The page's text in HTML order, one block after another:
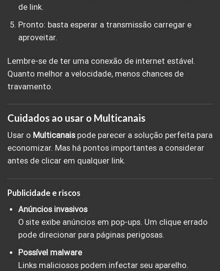
de link.
Pronto: basta esperar a transmissão carregar e
aproveitar.
Lembre-se de ter uma conexão de internet estável.
Quanto melhor a velocidade, menos chances de
travamento.
Cuidados ao usar o Multicanais
Usar o Multicanaispode parecer a solução perfeita para
economizar. Mas há pontos importantes a considerar
antes de clicar em qualquer link.
Publicidade e riscos
Anúncios invasivos
O site exibe anúncios em pop-ups. Um clique errado
pode direcionar para páginas perigosas.
Possível malware
Links maliciosos podem infectar seu aparelho.